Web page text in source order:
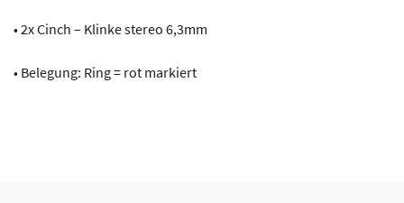
• 2x Cinch – Klinke stereo 6,3mm
• Belegung: Ring = rot markiert